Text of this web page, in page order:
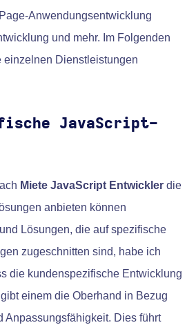
Anwendungsentwicklung
und mehr. Im Folgenden
einzelnen Dienstleistungen
JavaScript-
Miete JavaScript Entwickler die
anbieten können
und Lösungen, die auf spezifische
zugeschnitten sind, habe ich
die kundenspezifische Entwicklung
einem die Oberhand in Bezug
Anpassungsfähigkeit. Dies führt